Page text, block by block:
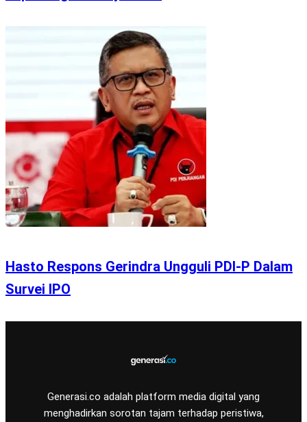
Hasto Respons Gerindra Ungguli PDI-P Dalam
Survei IPO
Generasi.co adalah platform media digital yang
menghadirkan sorotan tajam terhadap peristiwa,